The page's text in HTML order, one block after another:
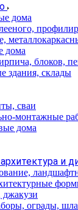
дома
дома
блоков,
здания, склады
сваи
монтажные
дома
и
джакузи
ограды,